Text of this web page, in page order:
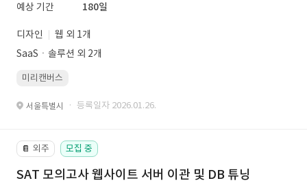
예상 기간
180일
디자인
웹 외 1개
SaaSㆍ솔루션 외 2개
미리캔버스
서울특별시 · 등록일자 2026.01.26.
📔 외주 모집 중
SAT 모의고사 웹사이트 서버 이관 및 DB 튜닝